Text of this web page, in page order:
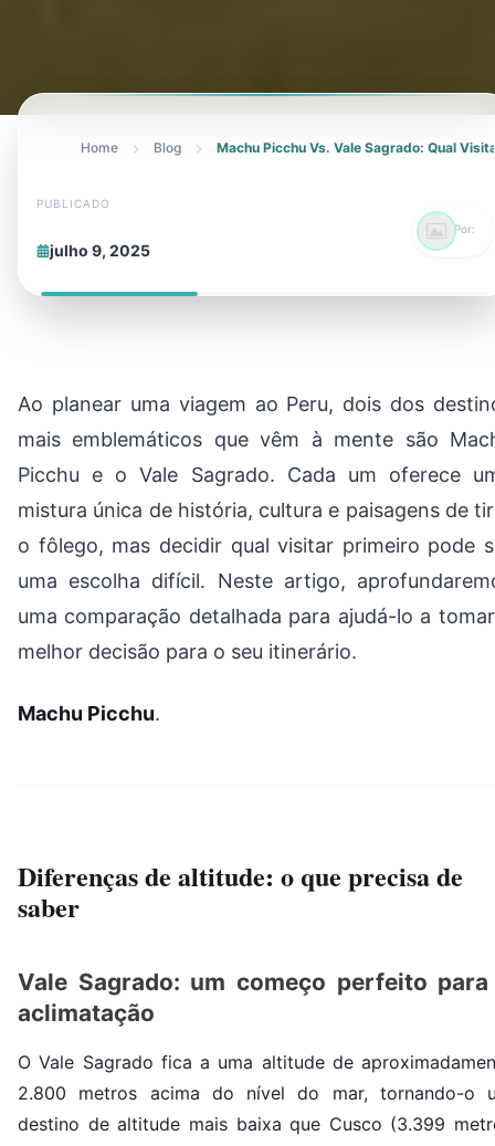
Home Blog Machu Picchu Vs. Vale Sagrado: Qual
PUBLICADO
julho 9, 2025
Por:
Ao planear uma viagem ao Peru, dois dos
mais emblemáticos que vêm à mente são
Picchu e o Vale Sagrado. Cada um oferece
mistura única de história, cultura e paisagens de
o fôlego, mas decidir qual visitar primeiro pode
uma escolha difícil. Neste artigo,
uma comparação detalhada para ajudá-lo a
melhor decisão para o seu itinerário.
Machu Picchu.
Diferenças de altitude: o que precisa de
saber
Vale Sagrado: um começo perfeito
aclimatação
O Vale Sagrado fica a uma altitude de
2.800 metros acima do nível do mar, tornando-o
destino de altitude mais baixa que Cusco (3.399